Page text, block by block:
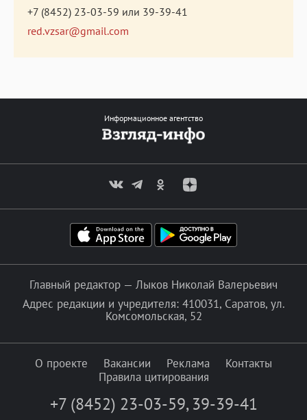
+7 (8452) 23-03-59 или 39-39-41
red.vzsar@gmail.com
Информационное агентство
Главный редактор — Лыков Николай Валерьевич
Адрес редакции и учредителя: 410031, Саратов, ул.
Комсомольская, 52
О проекте Вакансии Реклама
Контакты
Правила цитирования
+7 (8452) 23-03-59, 39-39-41